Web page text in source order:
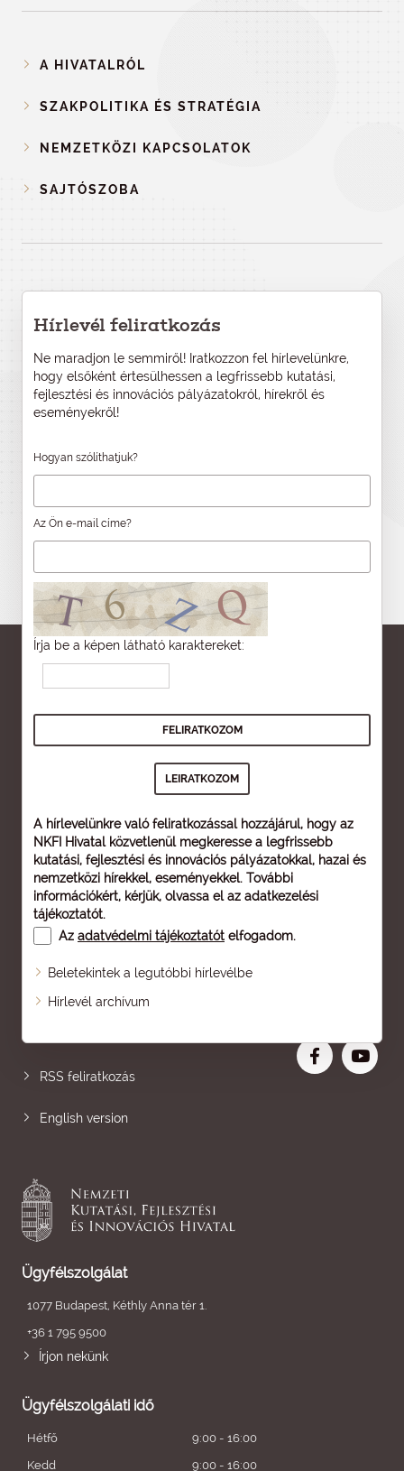
A HIVATALRÓL
SZAKPOLITIKA ÉS STRATÉGIA
NEMZETKÖZI KAPCSOLATOK
SAJTÓSZOBA
Hírlevél feliratkozás
Ne maradjon le semmiről! Iratkozzon fel hírlevelünkre,
hogy elsőként értesülhessen a legfrissebb kutatási,
fejlesztési és innovációs pályázatokról, hírekről és
eseményekről!
Hogyan szólíthatjuk?
Az Ön e-mail címe?
Írja be a képen látható karaktereket:
A hírlevelünkre való feliratkozással hozzájárul, hogy az
NKFI Hivatal közvetlenül megkeresse a legfrissebb
kutatási, fejlesztési és innovációs pályázatokkal, hazai és
nemzetközi hírekkel, eseményekkel. További
információkért, kérjük, olvassa el az adatkezelési
tájékoztatót.
Az adatvédelmi tájékoztatót elfogadom.
Beletekintek a legutóbbi hírlevélbe
Hírlevél archívum
Oldaltérkép
RSS feliratkozás
English version
Ügyfélszolgálat
1077 Budapest, Kéthly Anna tér 1.
+36 1 795 9500
Írjon nekünk
Ügyfélszolgálati idő
Hétfő
9:00 - 16:00
Kedd
9:00 - 16:00